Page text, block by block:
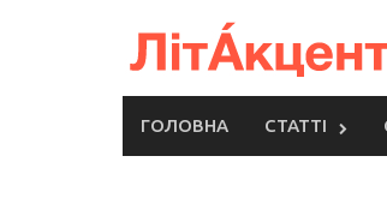
ГОЛОВНА СТАТТІ